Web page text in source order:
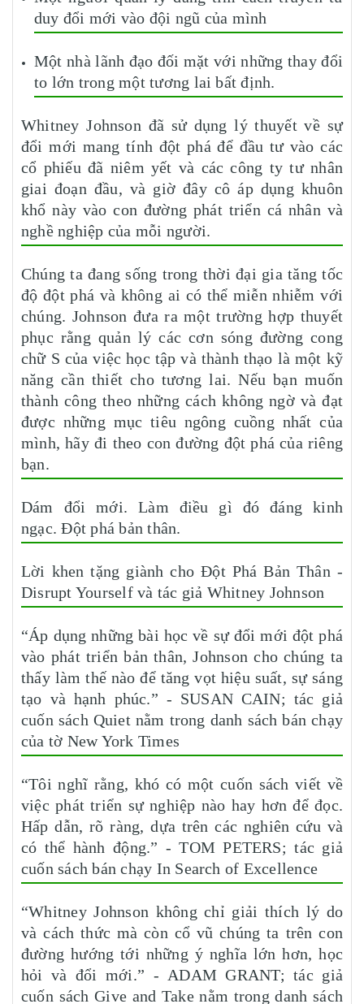
duy đổi mới vào đội ngũ của mình
Một nhà lãnh đạo đối mặt với những thay đổi
to lớn trong một tương lai bất định.
Whitney Johnson đã sử dụng lý thuyết về sự
đổi mới mang tính đột phá để đầu tư vào các
cổ phiếu đã niêm yết và các công ty tư nhân
giai đoạn đầu, và giờ đây cô áp dụng khuôn
khổ này vào con đường phát triển cá nhân và
nghề nghiệp của mỗi người.
Chúng ta đang sống trong thời đại gia tăng tốc
độ đột phá và không ai có thể miễn nhiễm với
chúng. Johnson đưa ra một trường hợp thuyết
phục rằng quản lý các cơn sóng đường cong
chữ S của việc học tập và thành thạo là một kỹ
năng cần thiết cho tương lai. Nếu bạn muốn
thành công theo những cách không ngờ và đạt
được những mục tiêu ngông cuồng nhất của
mình, hãy đi theo con đường đột phá của riêng
bạn.
Dám đổi mới. Làm điều gì đó đáng kinh
ngạc. Đột phá bản thân.
Lời khen tặng giành cho Đột Phá Bản Thân -
Disrupt Yourself và tác giả Whitney Johnson
“Áp dụng những bài học về sự đổi mới đột phá
vào phát triển bản thân, Johnson cho chúng ta
thấy làm thế nào để tăng vọt hiệu suất, sự sáng
tạo và hạnh phúc.” - SUSAN CAIN; tác giả
cuốn sách Quiet nằm trong danh sách bán chạy
của tờ New York Times
“Tôi nghĩ rằng, khó có một cuốn sách viết về
việc phát triển sự nghiệp nào hay hơn để đọc.
Hấp dẫn, rõ ràng, dựa trên các nghiên cứu và
có thể hành động.” - TOM PETERS; tác giả
cuốn sách bán chạy In Search of Excellence
“Whitney Johnson không chỉ giải thích lý do
và cách thức mà còn cổ vũ chúng ta trên con
đường hướng tới những ý nghĩa lớn hơn, học
hỏi và đổi mới.” - ADAM GRANT; tác giả
cuốn sách Give and Take nằm trong danh sách